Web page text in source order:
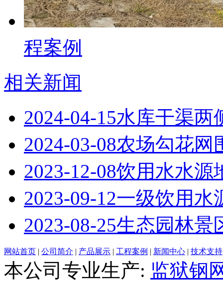
程案例
相关新闻
2024-04-15水库干渠两
2024-03-08农场勾花网
2023-12-08饮用水水源
2023-09-12一级饮用水
2023-08-25生态园林景
网站首页 | 公司简介 | 产品展示 | 工程案例 | 新闻中心 | 技术支持
本公司专业生产: 监狱钢